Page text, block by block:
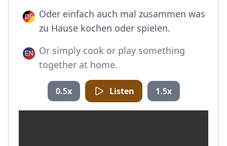
Oder einfach auch mal zusammen was
zu Hause kochen oder spielen.
Or simply cook or play something
together at home.
0.5x Listen 1.5x